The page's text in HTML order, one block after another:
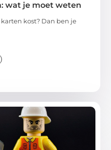
wat je moet weten
kost? Dan ben je